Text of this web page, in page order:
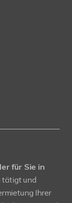
für Sie in
tätigt und
Ihrer